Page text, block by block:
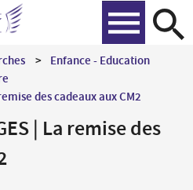
Aller
au
principal
Enfance - Education
des cadeaux aux CM2
| La remise des